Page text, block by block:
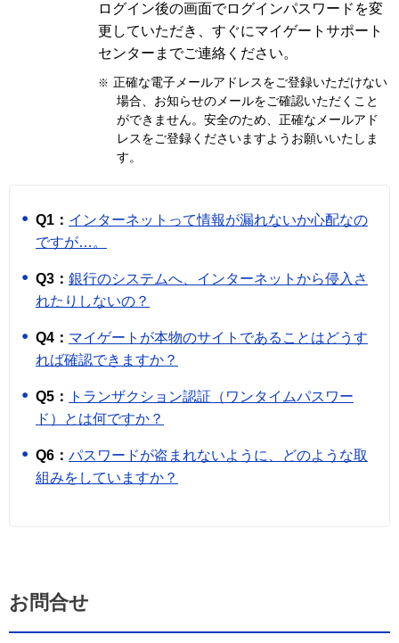
ログイン後の画面でログインパスワードを変
更していただき、すぐにマイゲートサポート
センターまでご連絡ください。
※ 正確な電子メールアドレスをご登録いただけない
場合、お知らせのメールをご確認いただくこと
ができません。安全のため、正確なメールアド
レスをご登録くださいますようお願いいたしま
す。
Q1： インターネットって情報が漏れないか心配なの
ですが…。
Q3： 銀行のシステムへ、インターネットから侵入さ
れたりしないの？
Q4： マイゲートが本物のサイトであることはどうす
れば確認できますか？
Q5：
トランザクション認証（ワンタイムパスワー
ド）とは何ですか？
Q6： パスワードが盗まれないように、どのような取
組みをしていますか？
お問合せ